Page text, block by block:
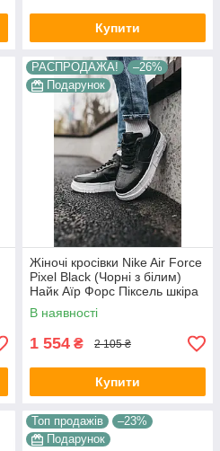
Купити
РАСПРОДАЖА!
–26%
Подарунок
Жіночі кросівки Nike Air Force
Pixel Black (Чорні з білим)
Найк Аїр Форс Піксель шкіра
демісезон
В наявності
1 554 ₴ 2 105 ₴
Купити
Топ продажів
–23%
Подарунок